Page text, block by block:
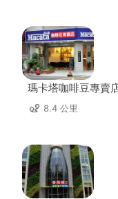
瑪卡塔咖啡豆專賣
8.4 公里